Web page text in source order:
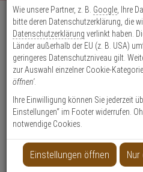
geben
Sie
mindestens
Zeichen
ein,
um
Suche
wurde
noch
Kategorien
Suche
gestartet
EXPERT-
Das Beste für
Geschäftskunden-
Konto anlegen
Wie unsere Partner, z. B. Google , Ihre
bitte deren Datenschutzerklärung, die
Datenschutzerklärung verlinkt haben.
Länder außerhalb der EU (z. B. USA)
geringeres Datenschutzniveau gilt.
zur Auswahl einzelner Cookie-
öffnen'.
Ihre Einwilligung können Sie jederzeit
Einstellungen“ im Footer widerrufen.
notwendige Cookies.
Einstellungen öffnen